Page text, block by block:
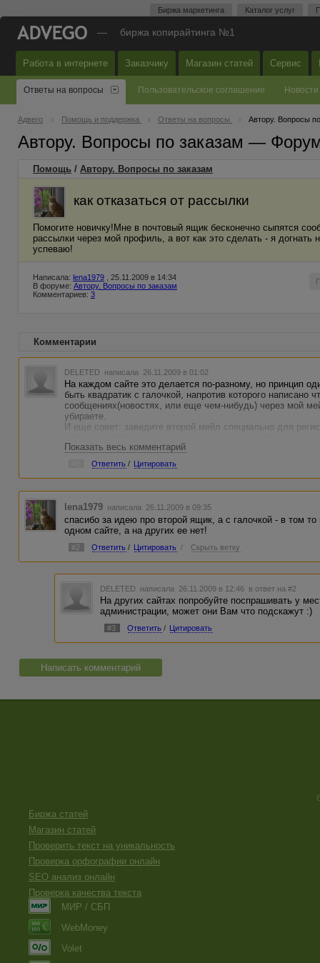
Биржа маркетинга Каталог услуг
— биржа копирайтинга №1
Работа в интернете Заказчику Магазин статей Сервис
Ответы на вопросы Пользовательское соглашение Новости
Адвего Помощь и поддержка Ответы на вопросы Автору. Вопросы
Автору. Вопросы по заказам —
Помощь / Автору. Вопросы по заказам
как отказаться от рассылки
Помогите новичку!Мне в почтовый ящик бесконечно сыпятся
рассылки через мой профиль, а вот как это сделать - я
успеваю!
Написала: lena1979 , 25.11.2009 в 14:34
В форуме: Автору. Вопросы по заказам
Комментариев: 3
Комментарии
DELETED написала 26.11.2009 в 01:02
На каждом сайте это делается по-разному, но принцип
быть квадратик с галочкой, напротив которого написано
сообщениях(новостях, или еще чем-нибудь) через мой
убираете.
И еще совет: заведите второй мейл специально для
остальные сообщения игнорируйте и удаляйте. Удачи :)
Показать весь комментарий
Ответить / Цитировать
lena1979 написала 26.11.2009 в 09:35
спасибо за идею про второй ящик, а с галочкой - в том
одном сайте, а на других ее нет!
#2 Ответить / Цитировать / Скрыть ветку
DELETED написала 26.11.2009 в 12:46 в ответ на #2
На других сайтах попробуйте поспрашивать у
администрации, может они Вам что подскажут :)
#3 Ответить / Цитировать
Написать комментарий
Биржа статей
Магазин статей
Проверить текст на уникальность
Проверка орфографии онлайн
SEO анализ онлайн
Проверка качества текста
МИР / СБП
WebMoney
Volet